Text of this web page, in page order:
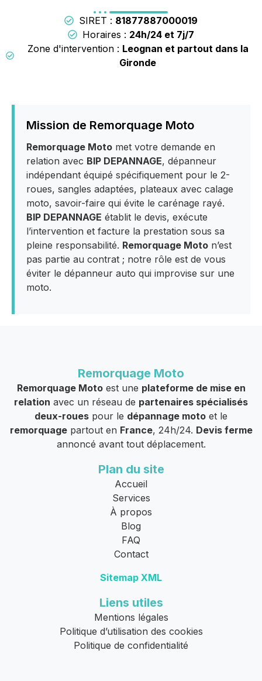
SIRET : 81877887000019
Horaires : 24h/24 et 7j/7
Zone d'intervention : Leognan et partout dans la
Gironde
Mission de Remorquage Moto
Remorquage Moto met votre demande en
relation avec BIP DEPANNAGE, dépanneur
indépendant équipé spécifiquement pour le 2-
roues, sangles adaptées, plateaux avec calage
moto, savoir-faire qui évite le carénage rayé.
BIP DEPANNAGE établit le devis, exécute
l’intervention et facture la prestation sous sa
pleine responsabilité. Remorquage Moto n’est
pas partie au contrat ; notre rôle est de vous
éviter le dépanneur auto qui improvise sur une
moto.
Remorquage Moto
Remorquage Motoest une plateforme de mise en
relation avec un réseau de partenaires spécialisés
deux-roues pour le dépannage moto et le
remorquagepartout en France, 24h/24. Devis ferme
annoncé avant tout déplacement.
Plan du site
Accueil
Services
À propos
Blog
FAQ
Contact
Sitemap XML
Liens utiles
Mentions légales
Politique d’utilisation des cookies
Politique de confidentialité